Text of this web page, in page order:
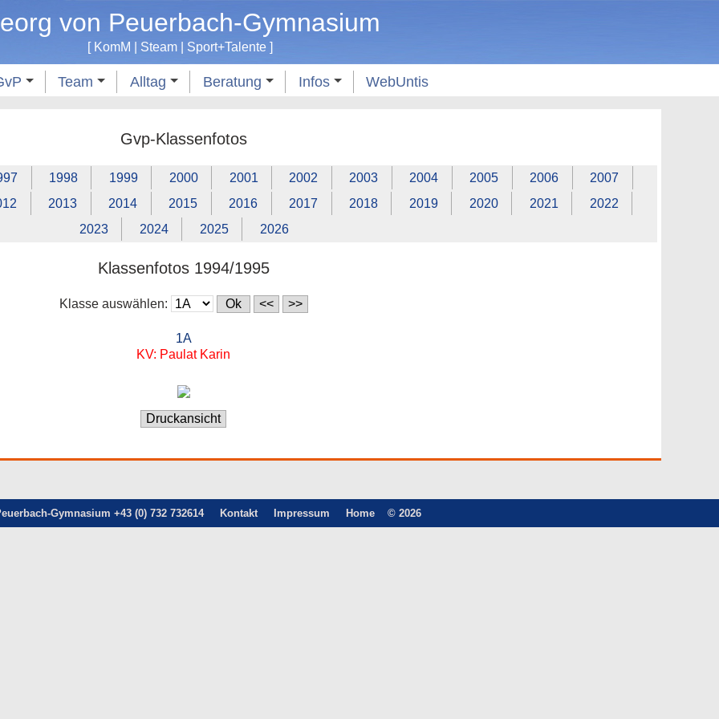
von Peuerbach-Gymnasium
[ KomM Steam| Sport+Talente]
Team Alltag Beratung Infos WebUntis
Gvp-Klassenfotos
1998 1999 2000 2001 2002 2003 2004 2005 2006
2007
2013 2014 2015 2016 2017 2018 2019 2020 2021
2022
2023
2024 2025 2026
Klassenfotos 1994/1995
Klasse auswählen:
1A
KV: Paulat Karin
Gymnasium +43 (0) 732 732614 Kontakt Impressum Home © 2026